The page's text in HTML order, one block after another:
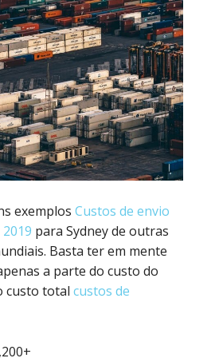
exemplos Custos de envio
para Sydney de outras
Basta ter em mente
a parte do custo do
custo total custos de